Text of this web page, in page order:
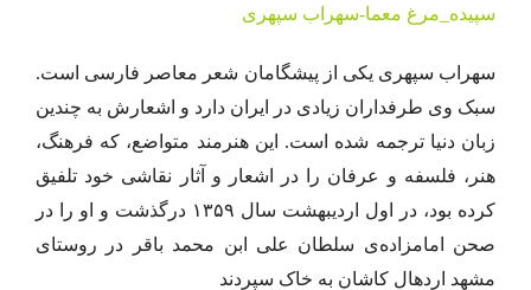
سپیده_مرغ معما-سهراب سپهری
سهراب سپهری یکی از پیشگامان شعر معاصر فارسی است.
سبک وی طرفداران زیادی در ایران دارد و اشعارش به چندین
زبان دنیا ترجمه شده است. این هنرمند متواضع، که فرهنگ،
هنر، فلسفه و عرفان را در اشعار و آثار نقاشی خود تلفیق
کرده بود، در اول اردیبهشت سال ۱۳۵۹ درگذشت و او را در
صحن امامزاده‌ی سلطان علی ابن محمد باقر در روستای
مشهد اردهال کاشان به خاک سپردند